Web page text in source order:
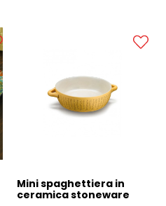
Mini spaghettiera in
ceramica stoneware